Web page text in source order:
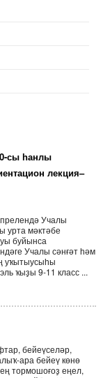
сы һанлы
лекция–
Учалы
урта мәктәбе
буйынса
Учалы сәнғәт һәм
уҡытыусыһы
ҡыҙы 9-11 класс ...
бейеүселәр,
ара бейеү көнө
тормошоғоҙ еңел,